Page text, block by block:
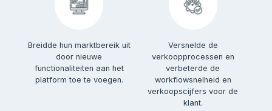
Breidde hun marktbereik uit
door nieuwe
functionaliteiten aan het
platform toe te voegen.
Versnelde de
verkoopprocessen en
verbeterde de
workflowsnelheid en
verkoopscijfers voor de
klant.